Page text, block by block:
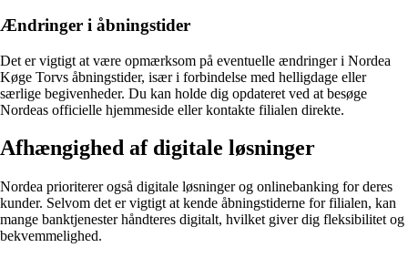
Ændringer i åbningstider
Det er vigtigt at være opmærksom på eventuelle ændringer i Nordea
Køge Torvs åbningstider, især i forbindelse med helligdage eller
særlige begivenheder. Du kan holde dig opdateret ved at besøge
Nordeas officielle hjemmeside eller kontakte filialen direkte.
Afhængighed af digitale løsninger
Nordea prioriterer også digitale løsninger og onlinebanking for deres
kunder. Selvom det er vigtigt at kende åbningstiderne for filialen, kan
mange banktjenester håndteres digitalt, hvilket giver dig fleksibilitet og
bekvemmelighed.